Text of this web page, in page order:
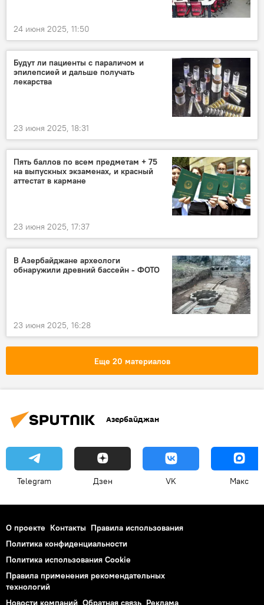
24 июня 2025, 11:50
Будут ли пациенты с параличом и
эпилепсией и дальше получать
лекарства
23 июня 2025, 18:31
Пять баллов по всем предметам + 75
на выпускных экзаменах, и красный
аттестат в кармане
23 июня 2025, 17:37
В Азербайджане археологи
обнаружили древний бассейн - ФОТО
23 июня 2025, 16:28
Еще 20 материалов
Азербайджан
Telegram Дзен VK Макс
О проекте Контакты Правила использования
Политика конфиденциальности
Политика использования Cookie
Правила применения рекомендательных
технологий
Новости компаний Обратная связь Реклама